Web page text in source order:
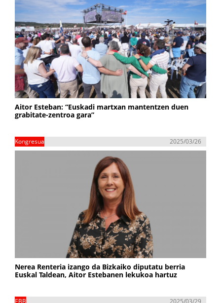
Aitor Esteban: “Euskadi martxan mantentzen duen
grabitate-zentroa gara”
Kongresua 2025/03/26
Nerea Renteria izango da Bizkaiko diputatu berria
Euskal Taldean, Aitor Estebanen lekukoa hartuz